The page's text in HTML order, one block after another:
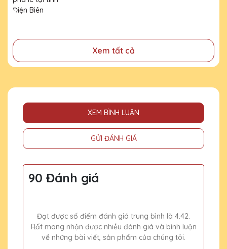
đã cống hiến, đóng góp cho doanh nghiệp, cho cộng
đồng
Xem tất cả
XEM BÌNH LUẬN
GỬI ĐÁNH GIÁ
90 Đánh giá
Đạt được số điểm đánh giá trung bình là 4.42.
Rất mong nhận được nhiều đánh giá và bình luận
về những bài viết, sản phẩm của chúng tôi.